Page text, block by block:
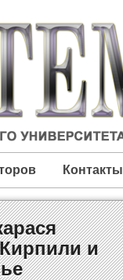
Контакты
и